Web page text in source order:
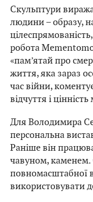
Скульптури
людини – образу,
робота
«пам’ятай про
життя, яка зараз
час війни,
відчуття і
Для Володимира
персональна
Раніше він
чавуном, каменем.
повномасштабної
використовувати